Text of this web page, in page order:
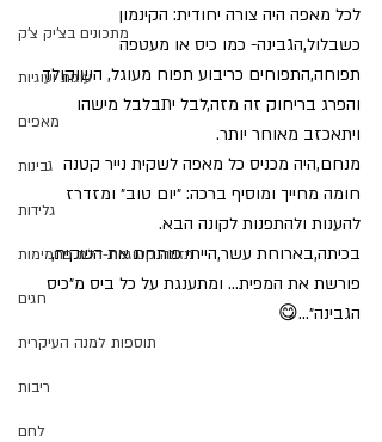
מתכונים בצ'יק צ'ק
עוגות ועוגיות
מאפים
גבינות
גלידות
תזונה קטוגנית-דלת פחמימות
חגים
תוספות למנה העיקרית
ריבות
לחם
לכל מאפה היה צורה יחודית: הקינמון
כשבלול,הגבינה- כמו כיס או מעטפה
תפוחה,התפוחים כריבוע תפוח מעוגל, השוקולד
והפרג בריחוק זה מזה,לבל יתבלבל מישהו
ויתאכזב מאוחר יותר.
מנחם,היה מכניס כל מאפה לשקית נייר קטנה
חומה מחייך ומוסיף ברכה: ״יום טוב״ ומזדרז
להענות ולהתפנות לקונה הבא.
בכיתה,בארוחת עשר,הייתי פותחת את השקית,
פורשת את המפית... ומתענגת על כל ביס מ״כיס
הגבינה״...😋